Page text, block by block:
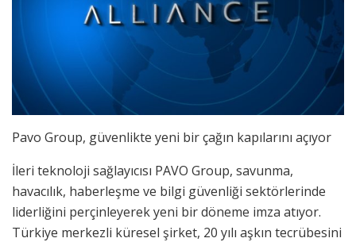
Pavo Group, güvenlikte yeni bir çağın kapılarını açıyor
İleri teknoloji sağlayıcısı PAVO Group, savunma,
havacılık, haberleşme ve bilgi güvenliği sektörlerinde
liderliğini perçinleyerek yeni bir döneme imza atıyor.
Türkiye merkezli küresel şirket, 20 yılı aşkın tecrübesini